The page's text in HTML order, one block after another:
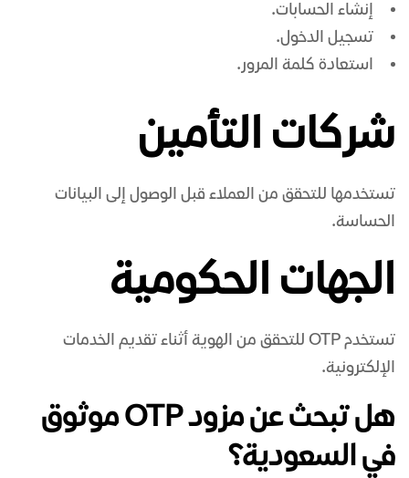
إنشاء الحسابات.
تسجيل الدخول.
استعادة كلمة المرور.
شركات التأمين
تستخدمها للتحقق من العملاء قبل الوصول إلى البيانات
الحساسة.
الجهات الحكومية
تستخدم OTP للتحقق من الهوية أثناء تقديم الخدمات
الإلكترونية.
هل تبحث عن مزود OTP موثوق
في السعودية؟